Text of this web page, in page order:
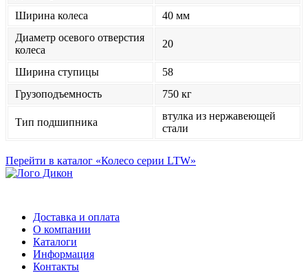
Ширина колеса
40 мм
Диаметр осевого отверстия
колеса
20
Ширина ступицы
58
Грузоподъемность
750 кг
Тип подшипника
втулка из нержавеющей
стали
Перейти в каталог «Колесо серии LTW»
Доставка и оплата
О компании
Каталоги
Информация
Контакты